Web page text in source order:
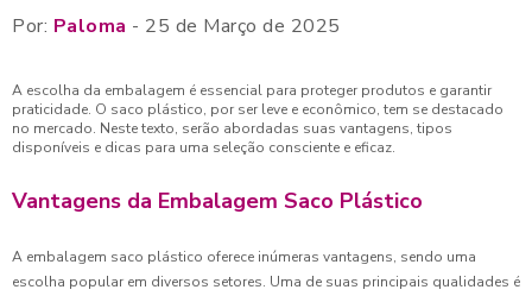
Por: Paloma - 25 de Março de 2025
A escolha da embalagem é essencial para proteger produtos e garantir
praticidade. O saco plástico, por ser leve e econômico, tem se destacado
no mercado. Neste texto, serão abordadas suas vantagens, tipos
disponíveis e dicas para uma seleção consciente e eficaz.
Vantagens da Embalagem Saco Plástico
A embalagem saco plástico oferece inúmeras vantagens, sendo uma
escolha popular em diversos setores. Uma de suas principais qualidades é